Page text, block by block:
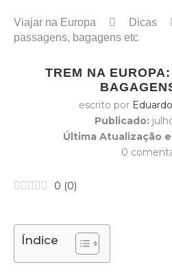
Viajar na Europa Dicas
passagens, bagagens etc
TREM NA
escrito por
Publicado:
Última Atualização
0
0 (0)
Índice